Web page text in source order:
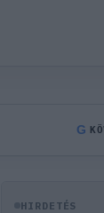
G
HIRDETÉS